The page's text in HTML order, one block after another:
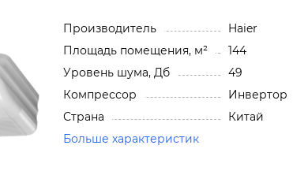
Производитель
Haier
Площадь помещения, м²
144
Уровень шума, Дб
49
Компрессор
Инвертор
Страна
Китай
Больше характеристик